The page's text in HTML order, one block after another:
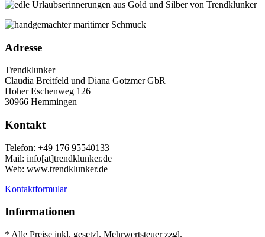
Adresse
Trendklunker
Claudia Breitfeld und Diana Gotzmer GbR
Hoher Eschenweg 126
30966 Hemmingen
Kontakt
Telefon: +49 176 95540133
Mail: info[at]trendklunker.de
Web: www.trendklunker.de
Kontaktformular
Informationen
* Alle Preise inkl. gesetzl. Mehrwertsteuer zzgl.